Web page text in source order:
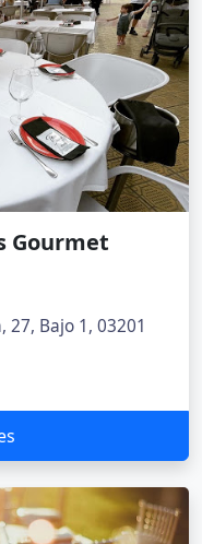
Gourmet
27, Bajo 1, 03201